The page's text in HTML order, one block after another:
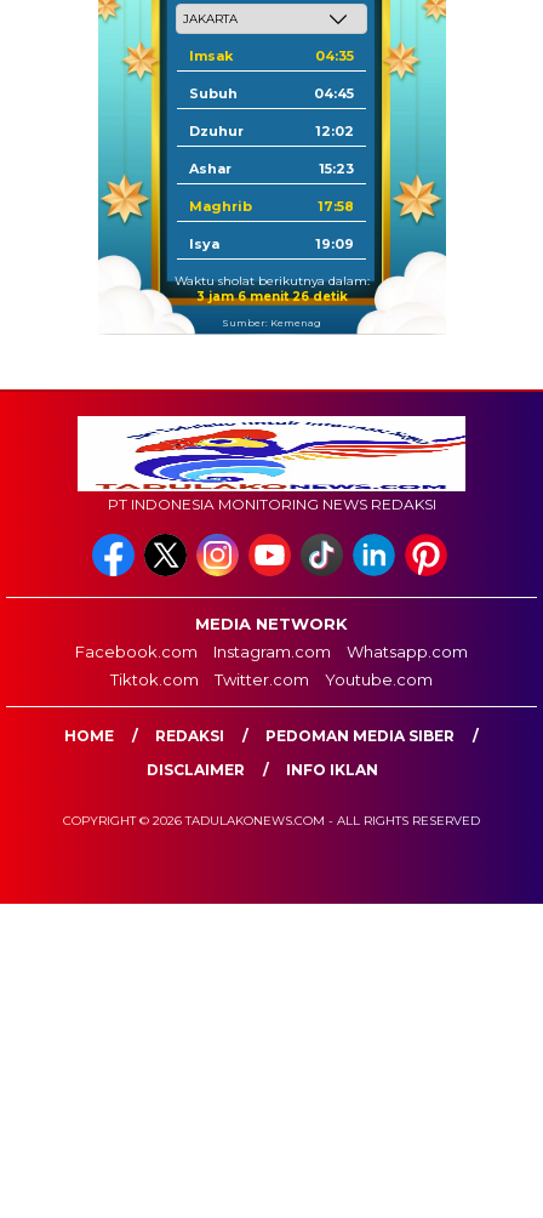
Imsak 04:35
Subuh 04:45
Dzuhur 12:02
Ashar 15:23
Maghrib 17:58
Isya 19:09
Waktu sholat berikutnya dalam:
3 jam 6 menit 25 detik
Sumber: Kemenag
PT INDONESIA MONITORING NEWS REDAKSI
MEDIA NETWORK
Facebook.com
Instagram.com
Whatsapp.com
Tiktok.com
Twitter.com Youtube.com
HOME REDAKSI
PEDOMAN MEDIA SIBER
DISCLAIMER
INFO IKLAN
COPYRIGHT © 2026 TADULAKONEWS.COM - ALL RIGHTS RESERVED